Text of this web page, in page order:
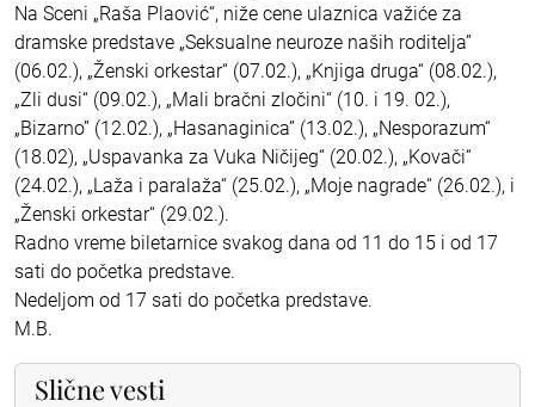
Na Sceni „Raša Plaović“, niže cene ulaznica važiće za
dramske predstave „Seksualne neuroze naših roditelja”
(06.02.), „Ženski orkestar“ (07.02.), „Knjiga druga“ (08.02.),
„Zli dusi“ (09.02.), „Mali bračni zločini“ (10. i 19. 02.),
„Bizarno” (12.02.), „Hasanaginica” (13.02.), „Nesporazum“
(18.02), „Uspavanka za Vuka Ničijeg“ (20.02.), „Kovači“
(24.02.), „Laža i paralaža“ (25.02.), „Moje nagrade“ (26.02.), i
„Ženski orkestar“ (29.02.).
Radno vreme biletarnice svakog dana od 11 do 15 i od 17
sati do početka predstave.
Nedeljom od 17 sati do početka predstave.
M.B.
Slične vesti